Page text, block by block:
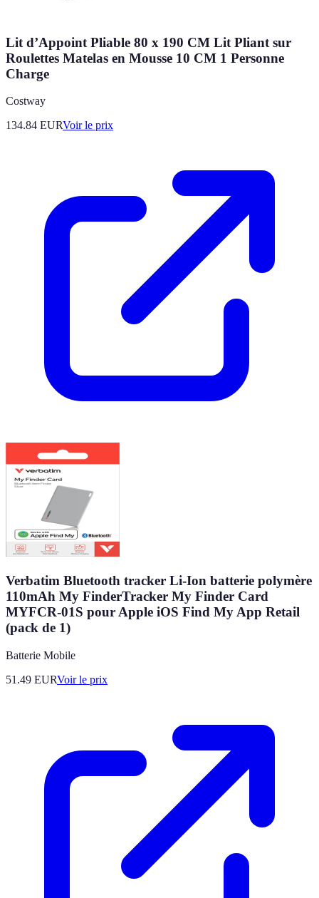
Lit d’Appoint Pliable 80 x 190 CM Lit Pliant sur
Roulettes Matelas en Mousse 10 CM 1 Personne
Charge
Costway
134.84 EURVoir le prix
Verbatim Bluetooth tracker Li-Ion batterie polymère
110mAh My FinderTracker My Finder Card
MYFCR-01S pour Apple iOS Find My App Retail
(pack de 1)
Batterie Mobile
51.49 EURVoir le prix